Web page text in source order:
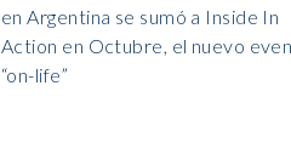
en Argentina se sumó a Inside In
Action en Octubre, el nuevo
“on-life”